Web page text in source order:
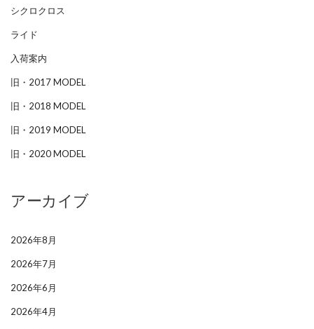
シクロクロス
ライド
入荷案内
旧・2017 MODEL
旧・2018 MODEL
旧・2019 MODEL
旧・2020 MODEL
アーカイブ
2026年8月
2026年7月
2026年6月
2026年4月